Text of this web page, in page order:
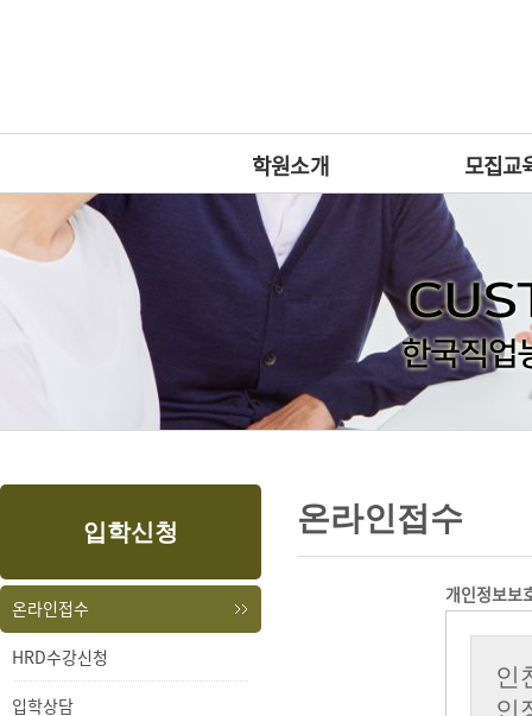
뉴
학원소개 모집교
본
하
입학신청
온라인접수
HRD수강신청
입학상담
링
본
온라인접수
개인정보보